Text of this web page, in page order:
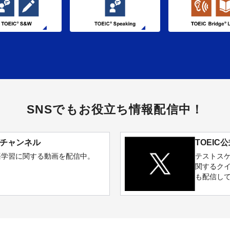
SNSでもお役立ち情報配信中！
ャンネル
習に関する動画を配信中。
TOEIC
テストス
関するク
も配信し